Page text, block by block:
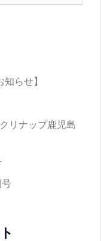
らせ】
リナップ鹿児島